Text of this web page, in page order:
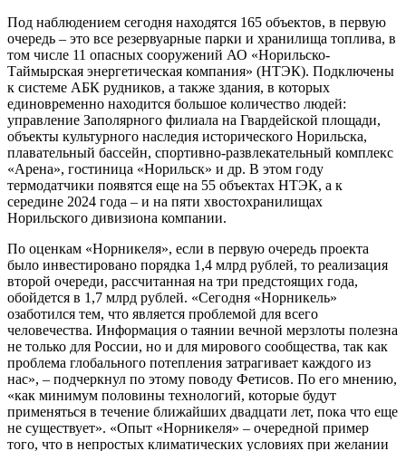
Под наблюдением сегодня находятся 165 объектов, в первую
очередь – это все резервуарные парки и хранилища топлива, в
том числе 11 опасных сооружений АО «Норильско-
Таймырская энергетическая компания» (НТЭК). Подключены
к системе АБК рудников, а также здания, в которых
единовременно находится большое количество людей:
управление Заполярного филиала на Гвардейской площади,
объекты культурного наследия исторического Норильска,
плавательный бассейн, спортивно-развлекательный комплекс
«Арена», гостиница «Норильск» и др. В этом году
термодатчики появятся еще на 55 объектах НТЭК, а к
середине 2024 года – и на пяти хвостохранилищах
Норильского дивизиона компании.
По оценкам «Норникеля», если в первую очередь проекта
было инвестировано порядка 1,4 млрд рублей, то реализация
второй очереди, рассчитанная на три предстоящих года,
обойдется в 1,7 млрд рублей. «Сегодня «Норникель»
озаботился тем, что является проблемой для всего
человечества. Информация о таянии вечной мерзлоты полезна
не только для России, но и для мирового сообщества, так как
проблема глобального потепления затрагивает каждого из
нас», – подчеркнул по этому поводу Фетисов. По его мнению,
«как минимум половины технологий, которые будут
применяться в течение ближайших двадцати лет, пока что еще
не существует». «Опыт «Норникеля» – очередной пример
того, что в непростых климатических условиях при желании